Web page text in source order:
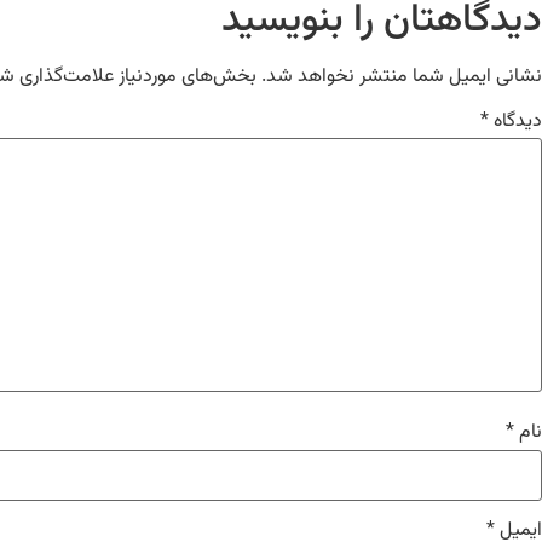
دیدگاهتان را بنویسید
نشانی ایمیل شما منتشر نخواهد شد. بخش‌های موردنیاز علامت‌گذاری
دیدگاه*
نام*
ایمیل*